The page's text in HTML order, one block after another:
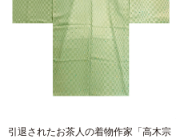
引退されたお茶人の着物作家「高木宗